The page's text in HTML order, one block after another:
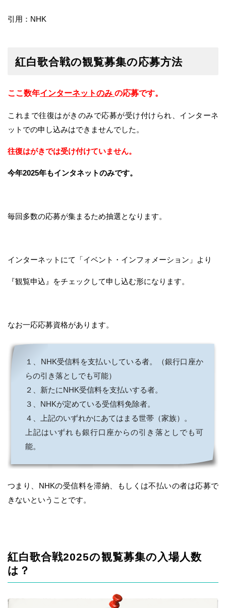
引用：NHK
紅白歌合戦の観覧募集の応募方法
ここ数年インターネットのみ の応募です。
これまで往復はがきのみで応募が受け付けられ、インターネ
ットでの申し込みはできませんでした。
往復はがきでは受け付けていません。
今年2025年もインタネットのみです。
毎回多数の応募が集まるため抽選となります。
インターネットにて「イベント・インフォメーション」より
『観覧申込』をチェックして申し込む形になります。
なお一応応募資格があります。
１、NHK受信料を支払いしている者。（銀行口座か
らの引き落としでも可能）
２、新たにNHK受信料を支払いする者。
３、NHKが定めている受信料免除者。
４、上記のいずれかにあてはまる世帯（家族）。
上記はいずれも銀行口座からの引き落としでも可
能。
つまり、NHKの受信料を滞納、もしくは不払いの者は応募で
きないということです。
紅白歌合戦2025の観覧募集の入場人数
は？